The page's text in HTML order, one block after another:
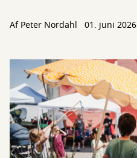
AfPeter Nordahl 01. juni 2026